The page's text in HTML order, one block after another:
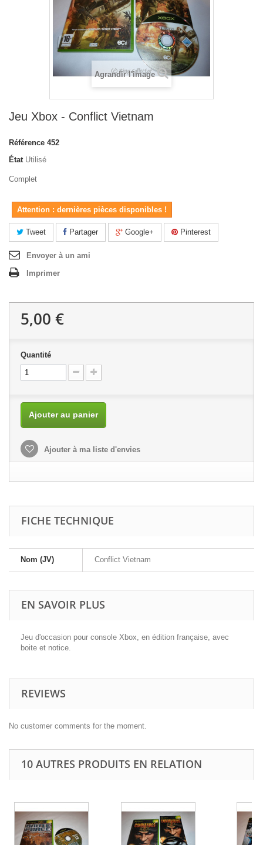
Agrandir l'image
Jeu Xbox - Conflict Vietnam
Référence 452
État Utilisé
Complet
Attention : dernières pièces disponibles !
Tweet Partager Google+ Pinterest
Envoyer à un ami
Imprimer
5,00 €
Quantité
Ajouter au panier
Ajouter à ma liste d'envies
FICHE TECHNIQUE
Nom (JV) Conflict Vietnam
EN SAVOIR PLUS
Jeu d'occasion pour console Xbox, en édition française, avec
boite et notice.
REVIEWS
No customer comments for the moment.
10 AUTRES PRODUITS EN RELATION